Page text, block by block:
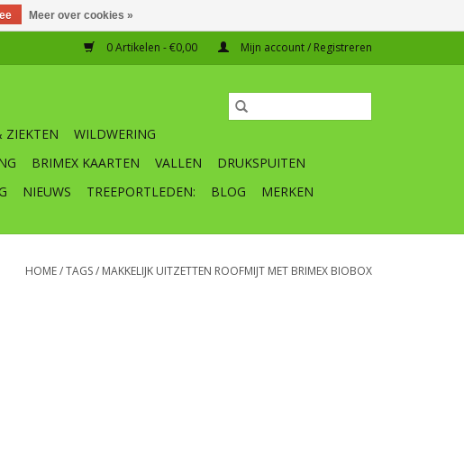
0 Artikelen - €0,00 Mijn account / Registreren
ZIEKTEN
WILDWERING
BRIMEX KAARTEN VALLEN
DRUKSPUITEN
NIEUWS TREEPORTLEDEN: BLOG MERKEN
HOME/TAGS/ MAKKELIJK UITZETTEN ROOFMIJT MET BRIMEX BIOBOX
Meer over cookies »